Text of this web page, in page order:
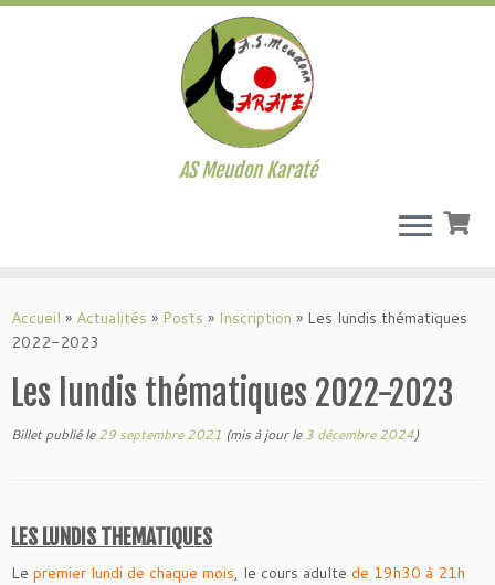
au
contenu
AS Meudon Karaté
Accueil » Actualités » Posts » Inscription » Les lundis thématiques
2022-2023
Les lundis thématiques 2022-2023
Billet publié le29 septembre 2021 (mis à jour le3 décembre 2024)
LES LUNDIS THEMATIQUES
Le premier lundi de chaque mois, le cours adulte de 19h30 à 21h